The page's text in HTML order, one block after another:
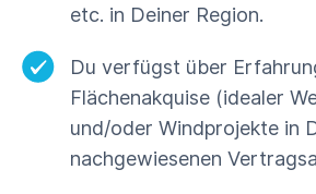
etc. in Deiner Region.
Du verfügst über
Flächenakquise (idealer
und/oder Windprojekte in
nachgewiesenen